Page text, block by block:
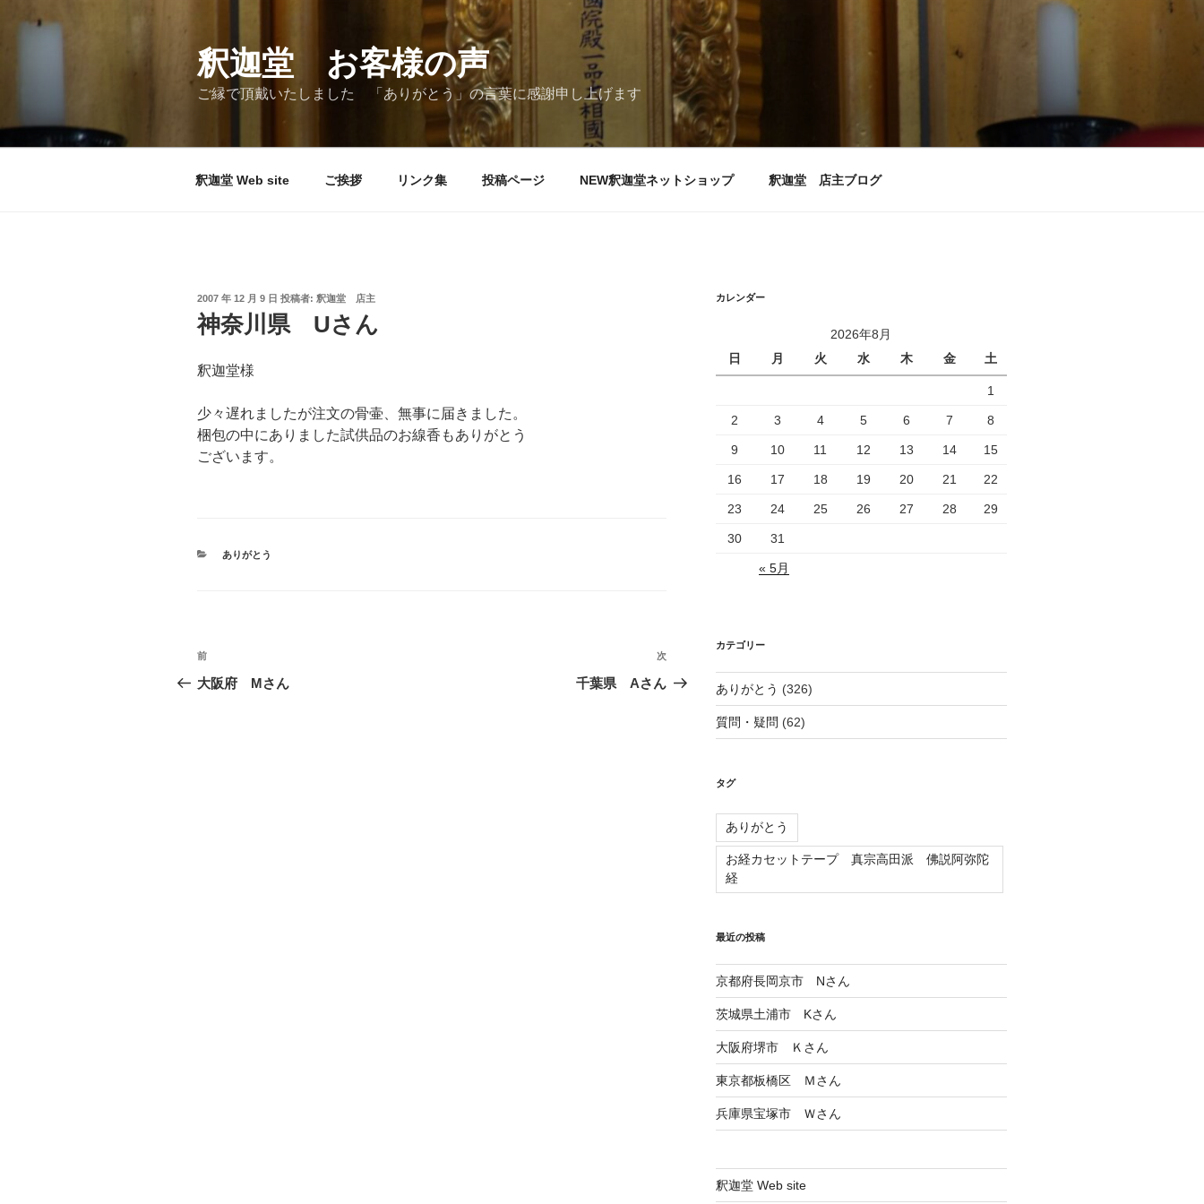
釈迦堂 お客様の声
ご縁で頂戴いたしました 「ありがとう」の言葉に感謝申し上げます
釈迦堂 Web site ご挨拶 リンク集 投稿ページ NEW釈迦堂ネットショップ 釈迦堂 店主ブログ
投
稿
日:
2007 年 12 月 9 日 投稿者: 釈迦堂 店主
神奈川県 Uさん
釈迦堂様
少々遅れましたが注文の骨壷、無事に届きました。
梱包の中にありました試供品のお線香もありがとう
ございます。
カ
ありがとう
投
稿
前
の
前
大阪府 Mさん
次
の
次
千葉県 Aさん
カレンダー
2026年8月
日
月 火 水 木 金 土
1
2 3 4 5 6 7 8
9 10 11 12 13 14 15
16 17 18 19 20 21 22
23 24 25 26 27 28 29
30 31
« 5月
カテゴリー
ありがとう (326)
質問・疑問 (62)
タグ
ありがとう
お経カセットテープ 真宗高田派 佛説阿弥陀
経
最近の投稿
京都府長岡京市 Nさん
茨城県土浦市 Kさん
大阪府堺市 Ｋさん
東京都板橋区 Ｍさん
兵庫県宝塚市 Ｗさん
釈迦堂 Web site